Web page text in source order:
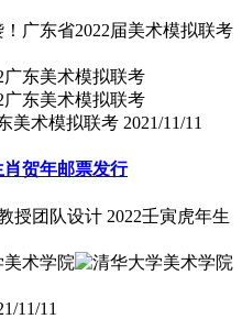
广东省2022届美术模拟联考
美术模拟联考 2021/11/11
肖贺年邮票发行
授团队设计 2022壬寅虎年生
11/11